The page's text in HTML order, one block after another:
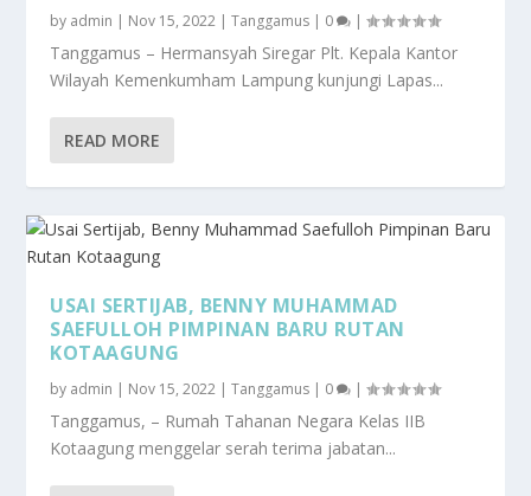
by admin | Nov 15, 2022 |Tanggamus | 0 |
Tanggamus – Hermansyah Siregar Plt. Kepala Kantor
Wilayah Kemenkumham Lampung kunjungi Lapas...
READ MORE
USAI SERTIJAB, BENNY MUHAMMAD
SAEFULLOH PIMPINAN BARU RUTAN
KOTAAGUNG
by admin | Nov 15, 2022 |Tanggamus | 0 |
Tanggamus, – Rumah Tahanan Negara Kelas IIB
Kotaagung menggelar serah terima jabatan...